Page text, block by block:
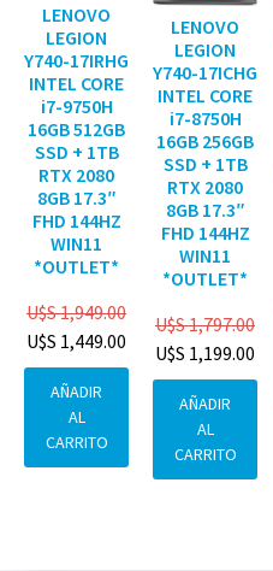
LENOVO
LEGION
Y740-17IRHG
INTEL CORE
i7-9750H
16GB 512GB
SSD + 1TB
RTX 2080
8GB 17.3″
FHD 144HZ
WIN11
*OUTLET*
U$S1,949.00
U$S 1,449.00
AÑADIR
AL
CARRITO
LENOVO
LEGION
Y740-17ICHG
INTEL CORE
i7-8750H
16GB 256GB
SSD + 1TB
RTX 2080
8GB 17.3″
FHD 144HZ
WIN11
*OUTLET*
U$S1,797.00
U$S 1,199.00
AÑADIR
AL
CARRITO